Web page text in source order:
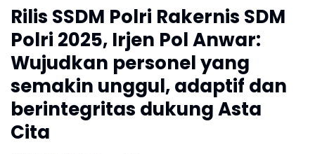
Rilis SSDM Polri Rakernis SDM
Polri 2025, Irjen Pol Anwar:
Wujudkan personel yang
semakin unggul, adaptif dan
berintegritas dukung Asta
Cita